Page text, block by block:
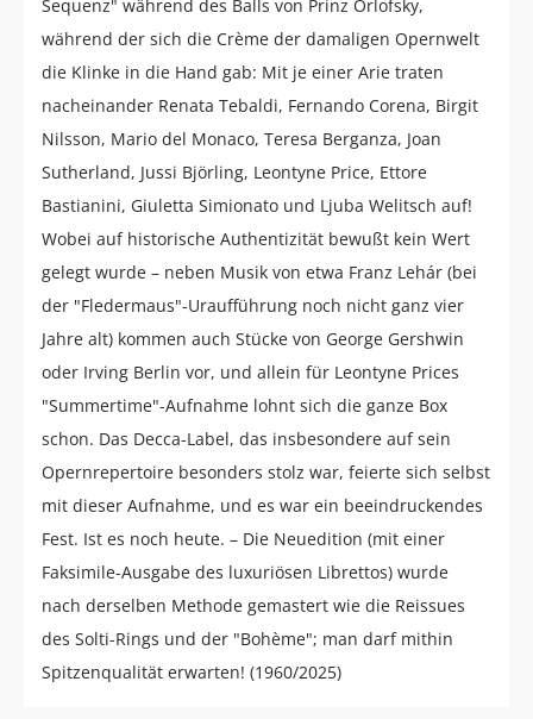
Sequenz" während des Balls von Prinz Orlofsky,
während der sich die Crème der damaligen Opernwelt
die Klinke in die Hand gab: Mit je einer Arie traten
nacheinander Renata Tebaldi, Fernando Corena, Birgit
Nilsson, Mario del Monaco, Teresa Berganza, Joan
Sutherland, Jussi Björling, Leontyne Price, Ettore
Bastianini, Giuletta Simionato und Ljuba Welitsch auf!
Wobei auf historische Authentizität bewußt kein Wert
gelegt wurde – neben Musik von etwa Franz Lehár (bei
der "Fledermaus"-Uraufführung noch nicht ganz vier
Jahre alt) kommen auch Stücke von George Gershwin
oder Irving Berlin vor, und allein für Leontyne Prices
"Summertime"-Aufnahme lohnt sich die ganze Box
schon. Das Decca-Label, das insbesondere auf sein
Opernrepertoire besonders stolz war, feierte sich selbst
mit dieser Aufnahme, und es war ein beeindruckendes
Fest. Ist es noch heute. – Die Neuedition (mit einer
Faksimile-Ausgabe des luxuriösen Librettos) wurde
nach derselben Methode gemastert wie die Reissues
des Solti-Rings und der "Bohème"; man darf mithin
Spitzenqualität erwarten! (1960/2025)